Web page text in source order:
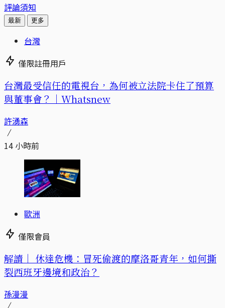
評論須知
最新 更多
台灣
僅限註冊用戶
台灣最受信任的電視台，為何被立法院卡住了預算
與董事會？｜Whatsnew
許湧森
14 小時前
歐洲
僅限會員
解讀｜ 休達危機：冒死偷渡的摩洛哥青年，如何撕
裂西班牙邊境和政治？
孫漫漫